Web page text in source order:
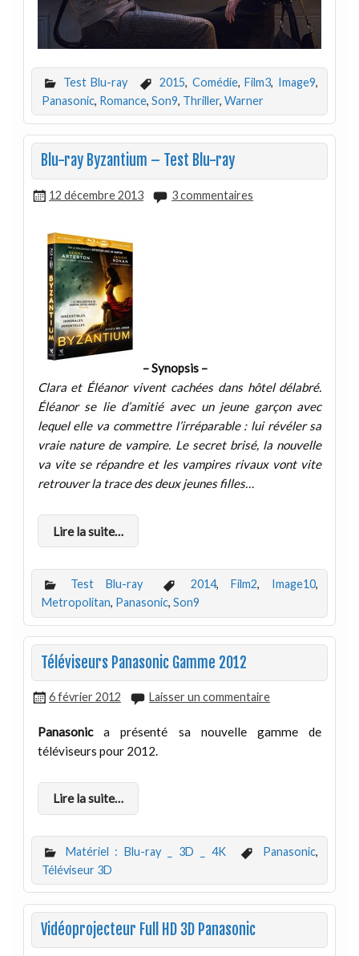
Test Blu-ray 2015, Comédie,Film3, Image9,
Panasonic, Romance, Son9, Thriller, Warner
Blu-ray Byzantium – Test Blu-ray
12 décembre 2013 3 commentaires
– Synopsis –
Clara et Éléanor vivent cachées dans hôtel délabré.
Éléanor se lie d’amitié avec un jeune garçon avec
lequel elle va commettre l’irréparable : lui révéler sa
vraie nature de vampire. Le secret brisé, la nouvelle
va vite se répandre et les vampires rivaux vont vite
retrouver la trace des deux jeunes filles…
Lire la suite…
Test Blu-ray 2014, Film2, Image10,
Metropolitan, Panasonic, Son9
Téléviseurs Panasonic Gamme 2012
6 février 2012 Laisser un commentaire
Panasonica présenté sa nouvelle gamme de
téléviseurs pour 2012.
Lire la suite…
Matériel : Blu-ray _ 3D _ 4K Panasonic,
Téléviseur 3D
Vidéoprojecteur Full HD 3D Panasonic